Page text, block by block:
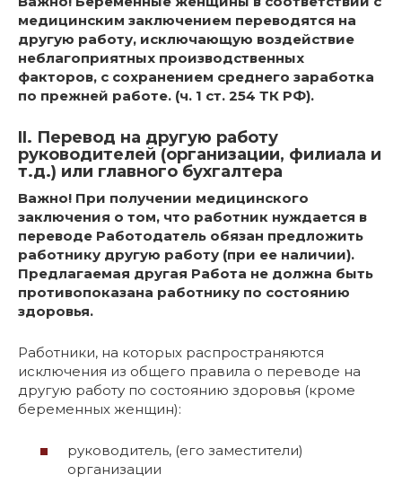
медицинским заключением переводятся на
другую работу, исключающую воздействие
неблагоприятных производственных
факторов, с сохранением среднего заработка
по прежней работе. (ч. 1 ст. 254 ТК РФ).
II. Перевод на другую работу
руководителей (организации, филиала и
т.д.) или главного бухгалтера
Важно! При получении медицинского
заключения о том, что работник нуждается в
переводе Работодатель обязан предложить
работнику другую работу (при ее наличии).
Предлагаемая другая Работа не должна быть
противопоказана работнику по состоянию
здоровья.
Работники, на которых распространяются
исключения из общего правила о переводе на
другую работу по состоянию здоровья (кроме
беременных женщин):
руководитель, (его заместители)
организации